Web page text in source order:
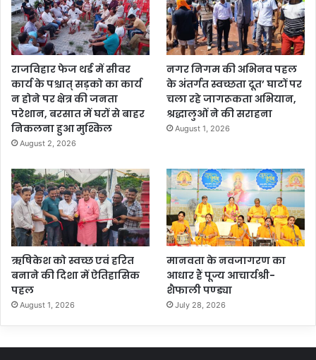
राजविहार फेज थर्ड में सीवर
कार्य के पश्चात् सड़को का कार्य
न होने पर क्षेत्र की जनता
परेशान, बरसात में घरों से बाहर
निकलना हुआ मुश्किल
August 2, 2026
नगर निगम की अभिनव पहल
के अंतर्गत स्वच्छता दूत’ घाटों पर
चला रहे जागरूकता अभियान,
श्रद्धालुओं ने की सराहना
August 1, 2026
ऋषिकेश को स्वच्छ एवं हरित
बनाने की दिशा में ऐतिहासिक
पहल
August 1, 2026
मानवता के नवजागरण का
आधार हैं पूज्य आचार्यश्री-
शैफाली पण्ड्या
July 28, 2026